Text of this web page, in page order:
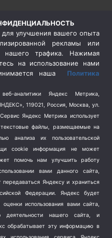
улучшения вашего опыта
рекламы или
нашего трафика. Нажимая
на использование нами
наша Политика
аналитики Яндекс Метрика,
119021, Россия, Москва, ул.
Яндекс Метрика использует
файлы, размещаемые на
анализа их пользовательской
cookie информация не может
помочь нам улучшить работу
вами данного сайта,
Яндексу и храниться
Федерации. Яндекс будет
использования вами сайта,
нашего сайта, и
обрабатывает эту информацию в